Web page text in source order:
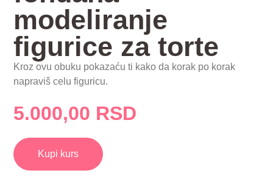
modeliranje
figurice za torte
Kroz ovu obuku pokazaću ti kako da korak po korak
napraviš celu figuricu.
5.000,00 RSD
Kupi kurs